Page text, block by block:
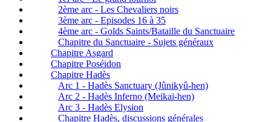
2ème arc - Les Chevaliers noirs
3ème arc - Episodes 16 à 35
4ème arc - Golds Saints/Bataille du Sanctuaire
Chapitre du Sanctuaire - Sujets généraux
Chapitre Asgard
Chapitre Poséidon
Chapitre Hadès
Arc 1 - Hadès Sanctuary (Jûnikyû-hen)
Arc 2 - Hadès Inferno (Meikai-hen)
Arc 3 - Hadès Elysion
Chapitre Hadès, discussions générales